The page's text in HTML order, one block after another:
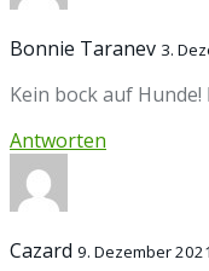
Bonnie Taranev 3.
Kein bock auf Hunde!
Antworten
Cazard 9. Dezember